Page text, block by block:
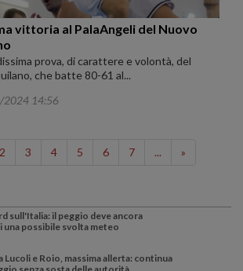
vittoria al PalaAngeli del Nuovo
prova, di carattere e volontà, del
che batte 80-61 al...
2024 14:56
2 3 4 5 6 7 ... »
sull'Italia: il peggio deve ancora
una possibile svolta meteo
Lucoli e Roio, massima allerta: continua